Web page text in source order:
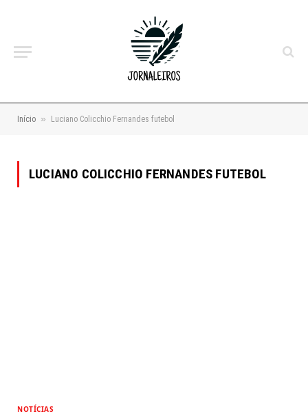
Início » Luciano Colicchio Fernandes futebol
LUCIANO COLICCHIO FERNANDES FUTEBOL
NOTÍCIAS